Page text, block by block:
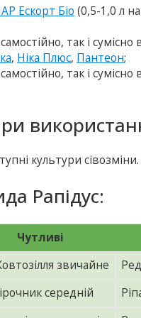
Ескорт Біо (0,5-1,0 л
так і
, Ніка Плюс, Пантеон;
так і
культури сівозміни.
Рапідус:
Чутливі
звичайне
середній